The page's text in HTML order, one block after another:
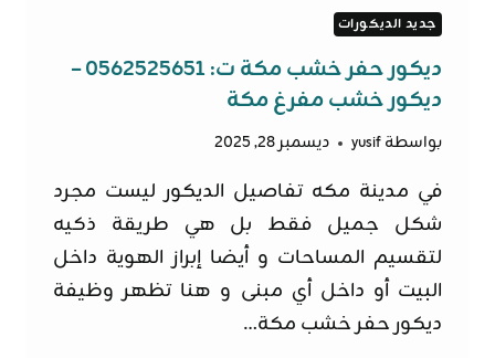
جديد الديكورات
ديكور حفر خشب مكة ت: 0562525651 –
ديكور خشب مفرغ مكة
بواسطةyusif ديسمبر 28, 2025
في مدينة مكه تفاصيل الديكور ليست مجرد
شكل جميل فقط بل هي طريقة ذكيه
لتقسيم المساحات و أيضا إبراز الهوية داخل
البيت أو داخل أي مبنى و هنا تظهر وظيفة
ديكور حفر خشب مكة…